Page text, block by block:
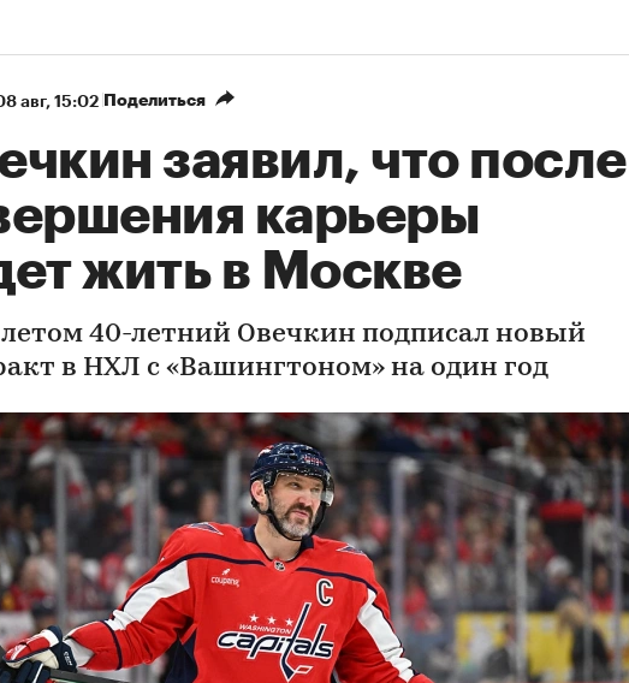
авг, 15:02 Поделиться
заявил, что после
карьеры
жить в Москве
40-летний Овечкин подписал новый
в НХЛ с «Вашингтоном» на один год